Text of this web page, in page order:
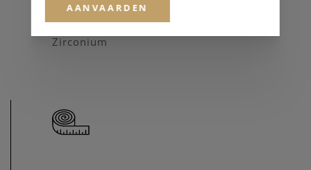
EDELSTENEN
Zirconium
AANVAARDEN